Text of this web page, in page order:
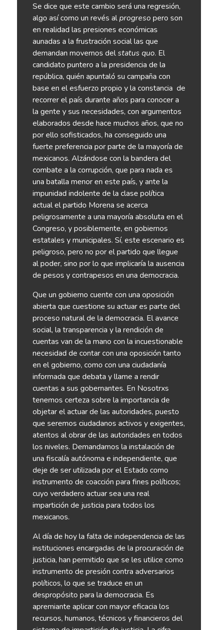
Se dice que este cambio será una regresión,
algo así como un revés alprogresopero son
en realidad las presiones económicas
aunadas a la frustración social las que
demandan movernos delstatus quo. El
candidato puntero a la presidencia de la
república, quién apuntaló su campaña con
base en el esfuerzo propio y la constancia de
recorrer el país durante años para conocer a
la gente y sus necesidades, con argumentos
elaborados desde hace muchos años, que no
por ello sofisticados, ha conseguido una
fuerte preferencia por parte de la mayoría de
mexicanos. Alzándose con la bandera del
combate a la corrupción, que para nada es
una batalla menor en este país, y ante la
impunidad indolente de la clase política
actual el partido Morena se acerca
peligrosamente a una mayoría absoluta en el
Congreso, y posiblemente, en gobiernos
estatales y municipales. Sí, este escenario es
peligroso, pero no por el partido que llegue
al poder, sino por lo que implicaría la ausencia
de pesos y contrapesos en una democracia.
Que un gobierno cuente con una oposición
abierta que cuestione su actuar es parte del
proceso natural de la democracia. El avance
social, la transparencia y la rendición de
cuentas van de la mano con la incuestionable
necesidad de contar con una oposición tanto
en el gobierno, como con una ciudadanía
informada que debata y llame a rendir
cuentas a sus gobernantes. En Nosotrxs
tenemos certeza sobre la importancia de
objetar el actuar de las autoridades, puesto
que seremos ciudadanos activos y exigentes,
atentos al obrar de las autoridades en todos
los niveles. Demandamos la instalación de
una fiscalía autónoma e independiente, que
deje de ser utilizada por el Estado como
instrumento de coacción para fines políticos;
cuyo verdadero actuar sea una real
impartición de justicia para todos los
mexicanos.
Al día de hoy la falta de independencia de las
instituciones encargadas de la procuración de
justicia, han permitido que se les utilice como
instrumento de presión contra adversarios
políticos, lo que se traduce en un
despropósito para la democracia. Es
apremiante aplicar con mayor eficacia los
recursos, humanos, técnicos y financieros del